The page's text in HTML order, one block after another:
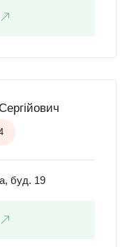
буд. 19